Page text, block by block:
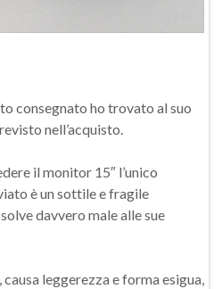
consegnato ho trovato al suo
nell’acquisto.
il monitor 15″ l’unico
è un sottile e fragile
davvero male alle sue
leggerezza e forma esigua,